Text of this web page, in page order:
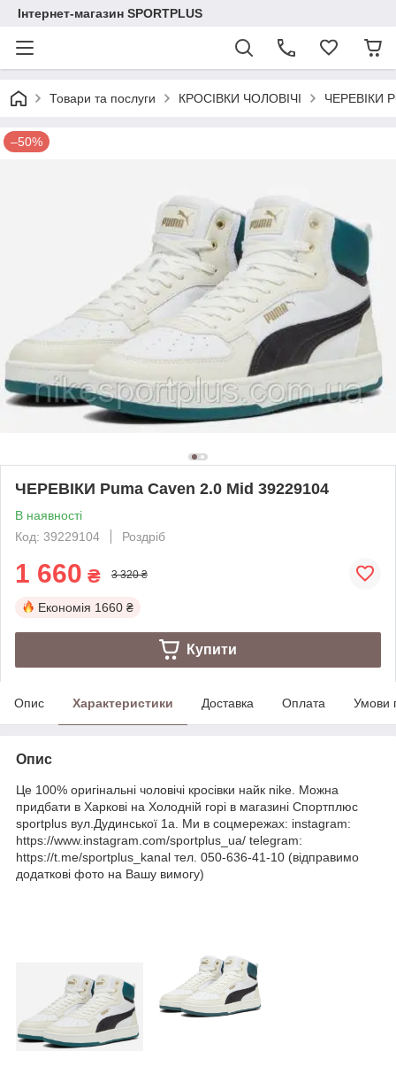
Інтернет-магазин SPORTPLUS
Товари та послуги КРОСІВКИ ЧОЛОВІЧІ ЧЕРЕВІКИ
–50%
ЧЕРЕВІКИ Puma Caven 2.0 Mid 39229104
В наявності
Код: 39229104
Роздріб
1 660 ₴ 3 320 ₴
Економія 1660 ₴
Купити
Опис Характеристики Доставка Оплата Умови
Опис
Це 100% оригінальні чоловічі кросівки найк nike. Можна
придбати в Харкові на Холодній горі в магазині Спортплюс
sportplus вул.Дудинської 1а. Ми в соцмережах: instagram:
https://www.instagram.com/sportplus_ua/ telegram:
https://t.me/sportplus_kanal тел. 050-636-41-10 (відправимо
додаткові фото на Вашу вимогу)